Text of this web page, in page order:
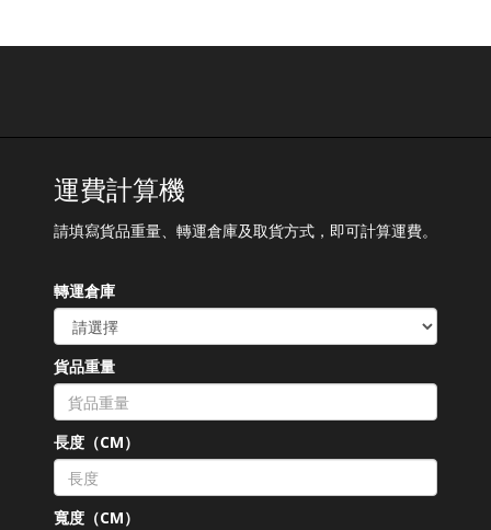
運費計算機
請填寫貨品重量、轉運倉庫及取貨方式，即可計算運費。
轉運倉庫
貨品重量
長度（CM）
寬度（CM）